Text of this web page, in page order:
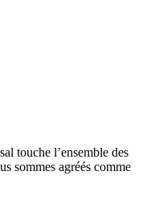
touche l’ensemble des
sommes agréés comme